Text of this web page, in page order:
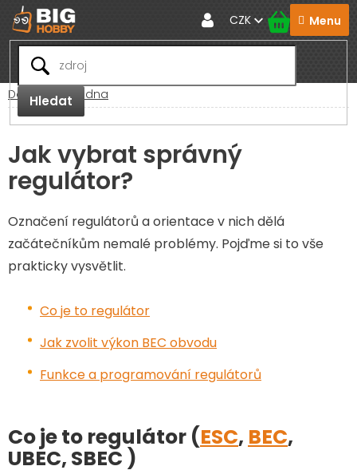
Přejít
na
obsah
Hledat
CZK
Domů Poradna
Jak vybrat správný
regulátor?
Označení regulátorů a orientace v nich dělá
začátečníkům nemalé problémy. Pojďme si to vše
prakticky vysvětlit.
Co je to regulátor
Jak zvolit výkon BEC obvodu
Funkce a programování regulátorů
Co je to regulátor (ESC, BEC,
UBEC, SBEC )